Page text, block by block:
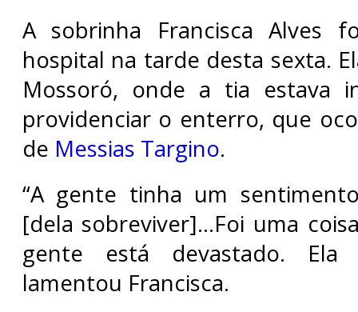
A sobrinha Francisca Alves
hospital na tarde desta sexta.
Mossoró, onde a tia estava
providenciar o enterro, que
de Messias Targino.
“A gente tinha um
[dela sobreviver]…Foi uma
gente está devastado. Ela
lamentou Francisca.